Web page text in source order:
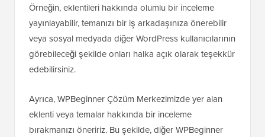
Örneğin, eklentileri hakkında olumlu bir inceleme
yayınlayabilir, temanızı bir iş arkadaşınıza önerebilir
veya sosyal medyada diğer WordPress kullanıcılarının
görebileceği şekilde onları halka açık olarak teşekkür
edebilirsiniz.
Ayrıca, WPBeginner Çözüm Merkezimizde yer alan
eklenti veya temalar hakkında bir inceleme
bırakmanızı öneririz. Bu şekilde, diğer WPBeginner